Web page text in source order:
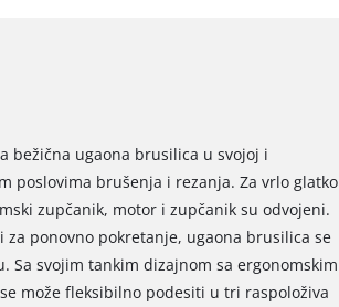
bežična ugaona brusilica u svojoj i
poslovima brušenja i rezanja. Za vrlo glatko
zupčanik, motor i zupčanik su odvojeni.
ponovno pokretanje, ugaona brusilica se
Sa svojim tankim dizajnom sa ergonomskim
može fleksibilno podesiti u tri raspoloživa